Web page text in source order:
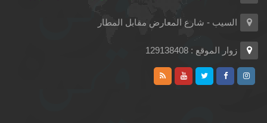
السيب - شارع المعارض مقابل المطار
زوار الموقع : 129138408